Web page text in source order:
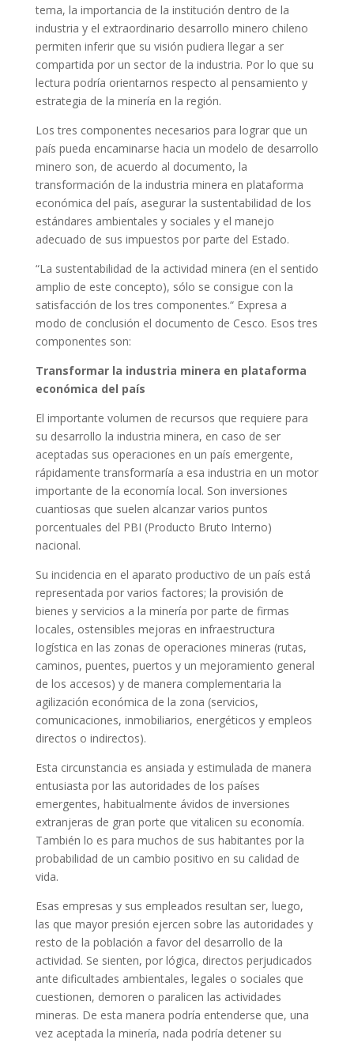
tema, la importancia de la institución dentro de la
industria y el extraordinario desarrollo minero chileno
permiten inferir que su visión pudiera llegar a ser
compartida por un sector de la industria. Por lo que su
lectura podría orientarnos respecto al pensamiento y
estrategia de la minería en la región.
Los tres componentes necesarios para lograr que un
país pueda encaminarse hacia un modelo de desarrollo
minero son, de acuerdo al documento, la
transformación de la industria minera en plataforma
económica del país, asegurar la sustentabilidad de los
estándares ambientales y sociales y el manejo
adecuado de sus impuestos por parte del Estado.
“La sustentabilidad de la actividad minera (en el sentido
amplio de este concepto), sólo se consigue con la
satisfacción de los tres componentes.“ Expresa a
modo de conclusión el documento de Cesco. Esos tres
componentes son:
Transformar la industria minera en plataforma
económica del país
El importante volumen de recursos que requiere para
su desarrollo la industria minera, en caso de ser
aceptadas sus operaciones en un país emergente,
rápidamente transformaría a esa industria en un motor
importante de la economía local. Son inversiones
cuantiosas que suelen alcanzar varios puntos
porcentuales del PBI (Producto Bruto Interno)
nacional.
Su incidencia en el aparato productivo de un país está
representada por varios factores; la provisión de
bienes y servicios a la minería por parte de firmas
locales, ostensibles mejoras en infraestructura
logística en las zonas de operaciones mineras (rutas,
caminos, puentes, puertos y un mejoramiento general
de los accesos) y de manera complementaria la
agilización económica de la zona (servicios,
comunicaciones, inmobiliarios, energéticos y empleos
directos o indirectos).
Esta circunstancia es ansiada y estimulada de manera
entusiasta por las autoridades de los países
emergentes, habitualmente ávidos de inversiones
extranjeras de gran porte que vitalicen su economía.
También lo es para muchos de sus habitantes por la
probabilidad de un cambio positivo en su calidad de
vida.
Esas empresas y sus empleados resultan ser, luego,
las que mayor presión ejercen sobre las autoridades y
resto de la población a favor del desarrollo de la
actividad. Se sienten, por lógica, directos perjudicados
ante dificultades ambientales, legales o sociales que
cuestionen, demoren o paralicen las actividades
mineras. De esta manera podría entenderse que, una
vez aceptada la minería, nada podría detener su